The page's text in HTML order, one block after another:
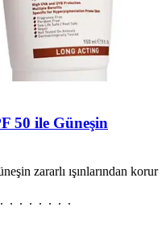
50 ile Güneşin
zararlı ışınlarından korur
. . . . . . . .